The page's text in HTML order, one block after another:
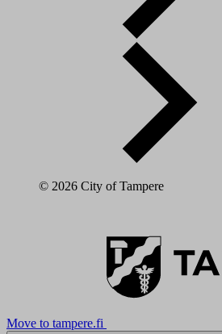
© 2026 City of Tampere
Move to tampere.fi